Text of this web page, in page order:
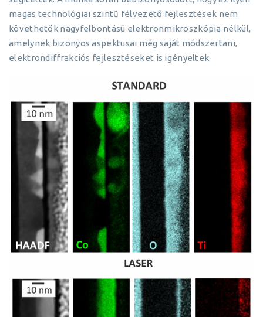
magas technológiai szintű félvezető fejlesztések nem
követhetők nagyfelbontású elektronmikroszkópia nélkül,
amelynek bizonyos aspektusai még saját módszertani,
elektrondiffrakciós fejlesztéseket is igényeltek.